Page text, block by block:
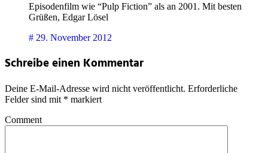
Episodenfilm wie “Pulp Fiction” als an 2001. Mit besten
Grüßen, Edgar Lösel
# 29. November 2012
Schreibe einen Kommentar
Deine E-Mail-Adresse wird nicht veröffentlicht. Erforderliche
Felder sind mit * markiert
Comment